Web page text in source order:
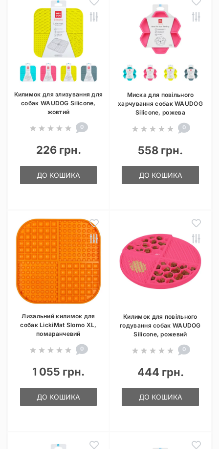
Килимок для злизування для
собак WAUDOG Silicone,
жовтий
0
226 грн.
ДО КОШИКА
Миска для повільного
харчування собак WAUDOG
Silicone, рожева
0
558 грн.
ДО КОШИКА
Лизальний килимок для
собак LickiMat Slomo XL,
помаранчевий
0
1 055 грн.
ДО КОШИКА
Килимок для повільного
годування собак WAUDOG
Silicone, рожевий
0
444 грн.
ДО КОШИКА